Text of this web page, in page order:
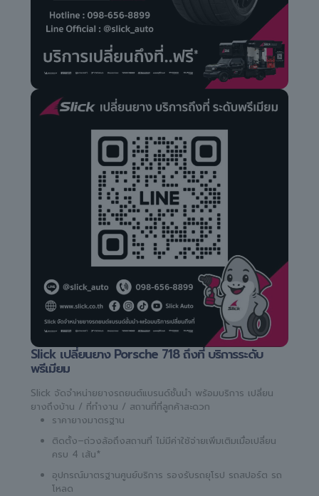
Slick เปลี่ยนยาง Porsche 718 ถึงที่ บริการระดับ
พรีเมียม
Slick จัดจำหน่ายยางรถยนต์แบรนด์ชั้นนำ พร้อมบริการ เปลี่ยน
ยางถึงบ้าน / ที่ทำงาน / สถานที่ที่ลูกค้าสะดวก
ราคายางมาตรฐาน
ติดตั้ง–ถ่วงล้อถึงสถานที่ ไม่มีค่าใช้จ่ายเพิ่มเติมเมื่อเปลี่ยน
ครบ 4 เส้น*
อุปกรณ์มาตรฐานศูนย์บริการ รองรับรถยุโรป รถสปอร์ต รถ
โหลด